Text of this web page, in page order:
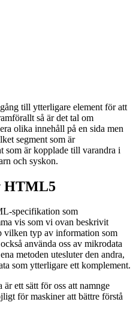
till ytterligare element för att
så är det tal om
olika innehåll på en sida men
segment som är
som är kopplade till varandra i
och syskon.
HTML5
specifikation som
vis som vi ovan beskrivit
vilken typ av information som
använda oss av mikrodata
metoden utesluter den andra,
som ytterligare ett komplement.
är ett sätt för oss att namnge
för maskiner att bättre förstå